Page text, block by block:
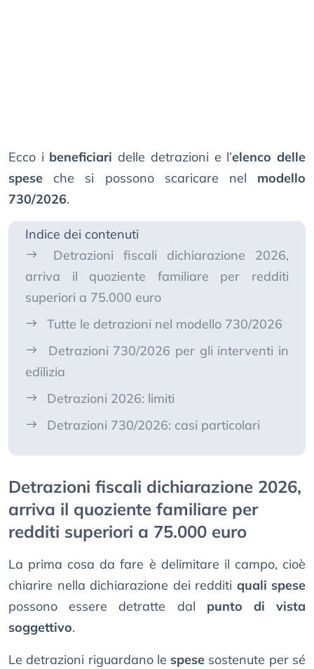
Ecco i beneficiari delle detrazioni e l’elenco delle
spese che si possono scaricare nel modello
730/2026.
Indice dei contenuti
Detrazioni fiscali dichiarazione 2026,
arriva il quoziente familiare per redditi
superiori a 75.000 euro
Tutte le detrazioni nel modello 730/2026
Detrazioni 730/2026 per gli interventi in
edilizia
Detrazioni 2026: limiti
Detrazioni 730/2026: casi particolari
Detrazioni fiscali dichiarazione 2026,
arriva il quoziente familiare per
redditi superiori a 75.000 euro
La prima cosa da fare è delimitare il campo, cioè
chiarire nella dichiarazione dei redditi quali spese
possono essere detratte dal punto di vista
soggettivo.
Le detrazioni riguardano le spese sostenute per sé